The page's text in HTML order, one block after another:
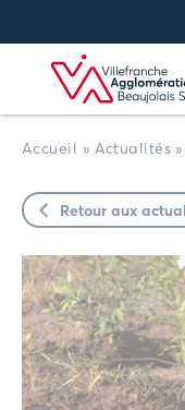
Accueil » Actualités »
Retour aux